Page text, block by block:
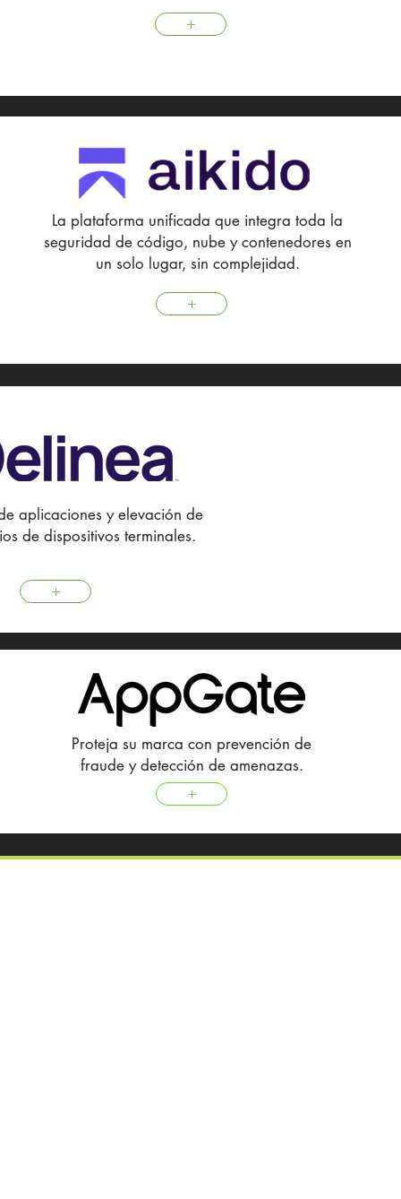
+
La plataforma unificada que integra toda la
seguridad de código, nube y contenedores en
un solo lugar, sin complejidad.
+
aplicaciones y elevación de
de dispositivos terminales.
+
Proteja su marca con prevención de
fraude y detección de amenazas.
+